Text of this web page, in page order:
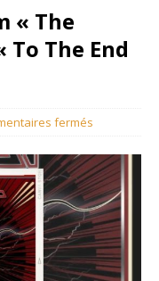
« The
To The End
fermés